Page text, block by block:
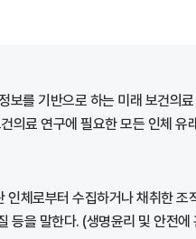
보를 기반으로 하는 미래 보건의
의료 연구에 필요한 모든 인체
인체로부터 수집하거나 채취한
등을 말한다. (생명윤리 및 안전에